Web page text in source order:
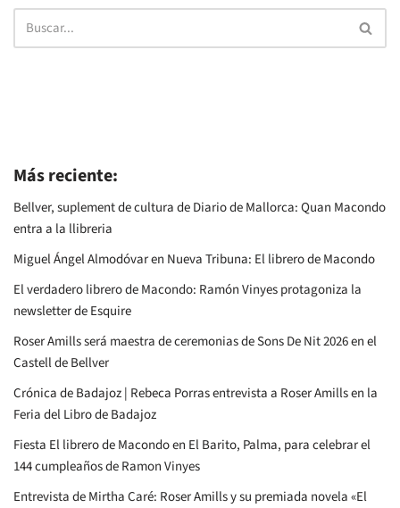
Más reciente:
Bellver, suplement de cultura de Diario de Mallorca: Quan Macondo
entra a la llibreria
Miguel Ángel Almodóvar en Nueva Tribuna: El librero de Macondo
El verdadero librero de Macondo: Ramón Vinyes protagoniza la
newsletter de Esquire
Roser Amills será maestra de ceremonias de Sons De Nit 2026 en el
Castell de Bellver
Crónica de Badajoz | Rebeca Porras entrevista a Roser Amills en la
Feria del Libro de Badajoz
Fiesta El librero de Macondo en El Barito, Palma, para celebrar el
144 cumpleaños de Ramon Vinyes
Entrevista de Mirtha Caré: Roser Amills y su premiada novela «El